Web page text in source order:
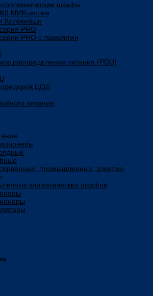
шкафы
МИКсистем
Колокейшн
PRO
PRO с ламелями
распределения питания (PDU)
ЦОД
питания
промышленных, электро-
климатических шкафов